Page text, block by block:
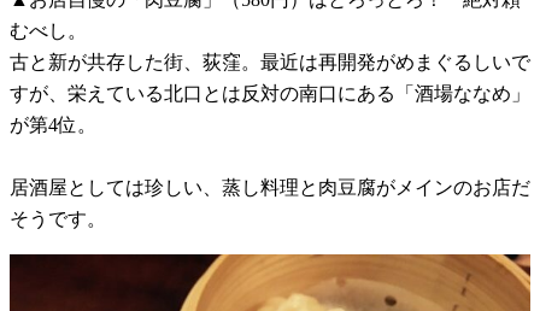
むべし。
古と新が共存した街、荻窪。最近は再開発がめまぐるしいで
すが、栄えている北口とは反対の南口にある「酒場ななめ」
が第4位。
居酒屋としては珍しい、蒸し料理と肉豆腐がメインのお店だ
そうです。